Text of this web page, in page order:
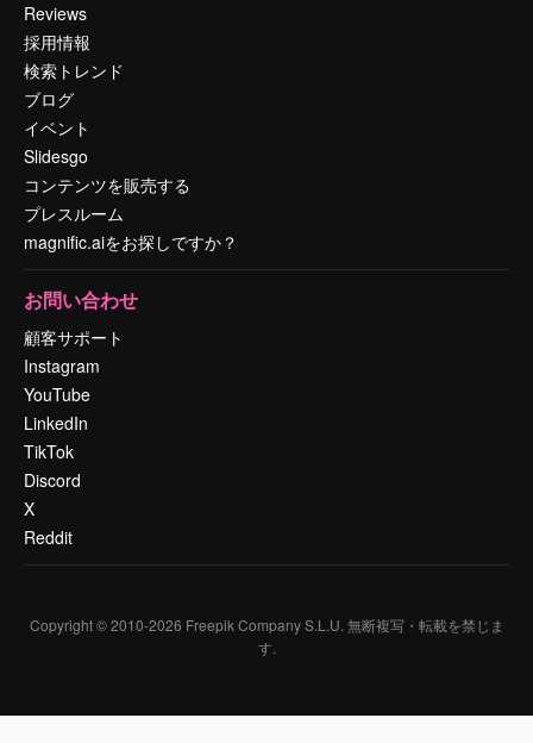
Reviews
採用情報
検索トレンド
ブログ
イベント
Slidesgo
コンテンツを販売する
プレスルーム
magnific.aiをお探しですか？
お問い合わせ
顧客サポート
Instagram
YouTube
LinkedIn
TikTok
Discord
X
Reddit
Copyright © 2010-2026 Freepik Company S.L.U. 無断複写・転載を禁じま
す.